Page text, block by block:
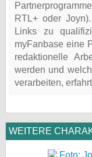
RTL+ oder
Links zu
myFanbase eine
redaktionelle
werden und
verarbeiten,
WEITERE